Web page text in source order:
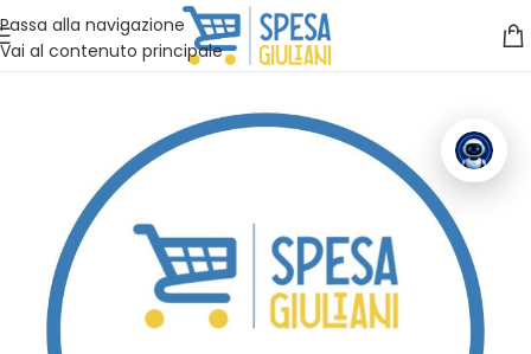
Passa alla navigazione
Vai al contenuto principale
Vuoi assistenza?Clicca qui e ti richiamiamo noi